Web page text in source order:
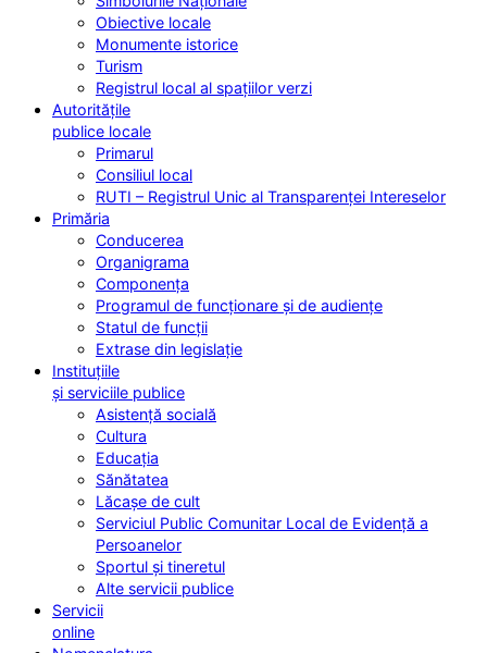
Obiective locale
Monumente istorice
Turism
Registrul local al spațiilor verzi
Autoritățile
publice locale
Primarul
Consiliul local
RUTI – Registrul Unic al Transparenței Intereselor
Primăria
Conducerea
Organigrama
Componența
Programul de funcționare și de audiențe
Statul de funcții
Extrase din legislație
Instituțiile
și serviciile publice
Asistență socială
Cultura
Educația
Sănătatea
Lăcașe de cult
Serviciul Public Comunitar Local de Evidență a
Persoanelor
Sportul și tineretul
Alte servicii publice
Servicii
online